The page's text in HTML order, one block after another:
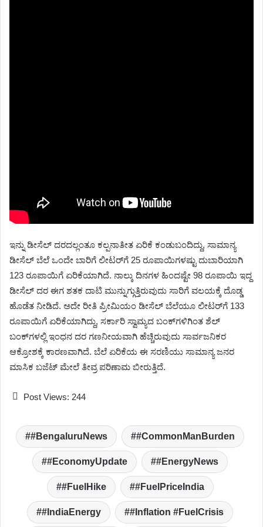
ಇನ್ನು ಡೀಸೆಲ್ ದರದಲ್ಲಂತೂ ಕಲ್ಪನಾತೀತ ಏರಿಕೆ ಕಂಡುಬಂದಿದ್ದು, ಸಾಮಾನ್ಯ
ಡೀಸೆಲ್ ಬೆಲೆ ಒಂದೇ ಬಾರಿಗೆ ಲೀಟರ್‌ಗೆ 25 ರೂಪಾಯಿಗಳಷ್ಟು ದುಬಾರಿಯಾಗಿ
123 ರೂಪಾಯಿಗೆ ಏರಿಕೆಯಾಗಿದೆ. ನಾಲ್ಕು ದಿನಗಳ ಹಿಂದಷ್ಟೇ 98 ರೂಪಾಯಿ ಇದ್ದ
ಡೀಸೆಲ್ ದರ ಈಗ ಶತಕ ದಾಟಿ ಮುನ್ನುಗ್ಗುತ್ತಿರುವುದು ಸಾರಿಗೆ ವಲಯಕ್ಕೆ ದೊಡ್ಡ
ಹೊಡೆತ ನೀಡಿದೆ. ಅದೇ ರೀತಿ ಪ್ರೀಮಿಯಂ ಡೀಸೆಲ್ ಬೆಲೆಯೂ ಲೀಟರ್‌ಗೆ 133
ರೂಪಾಯಿಗೆ ಏರಿಕೆಯಾಗಿದ್ದು, ಸರ್ಕಾರಿ ಸ್ವಾಮ್ಯದ ಬಂಕ್‌ಗಳಿಗಿಂತ ಶೆಲ್
ಬಂಕ್‌ಗಳಲ್ಲಿ ಇಂಧನ ದರ ಗಣನೀಯವಾಗಿ ಹೆಚ್ಚಿರುವುದು ಸಾರ್ವಜನಿಕರ
ಆಕ್ರೋಶಕ್ಕೆ ಕಾರಣವಾಗಿದೆ. ಬೆಲೆ ಏರಿಕೆಯ ಈ ಸರಣಿಯು ಸಾಮಾನ್ಯ ಜನರ
ಮಾಸಿಕ ಬಜೆಟ್ ಮೇಲೆ ತೀವ್ರ ಪರಿಣಾಮ ಬೀರುತ್ತಿದೆ.
Post Views: 244
#BengaluruNews #CommonManBurden
#EconomyUpdate #EnergyNews
#FuelHike #FuelPriceIndia
#IndiaEnergy #Inflation #FuelCrisis